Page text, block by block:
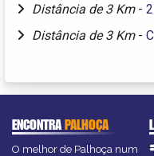
Distância de 3 Km -
Distância de 3 Km -
ENCONTRAPALHOÇA
O melhor de Palhoça num